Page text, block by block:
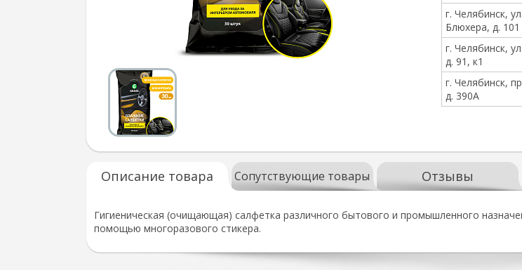
г. Челябинск, ул.
Блюхера, д. 101
г. Челябинск,
д. 91, к1
г. Челябинск,
д. 390А
Описание товара Сопутствующие товары Отзывы
Гигиеническая (очищающая) салфетка различного бытового и промышленного
помощью многоразового стикера.